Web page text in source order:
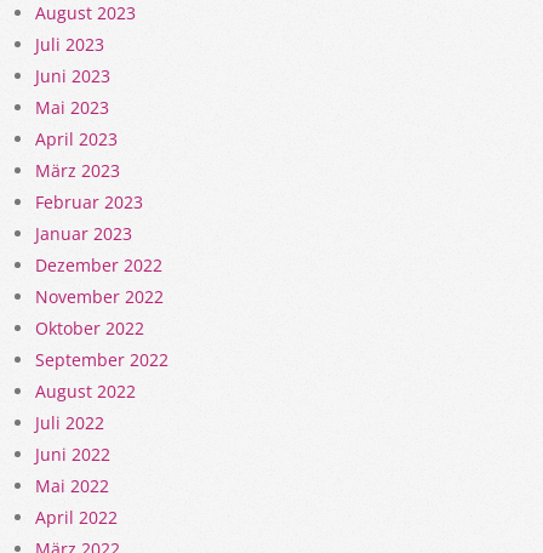
August 2023
Juli 2023
Juni 2023
Mai 2023
April 2023
März 2023
Februar 2023
Januar 2023
Dezember 2022
November 2022
Oktober 2022
September 2022
August 2022
Juli 2022
Juni 2022
Mai 2022
April 2022